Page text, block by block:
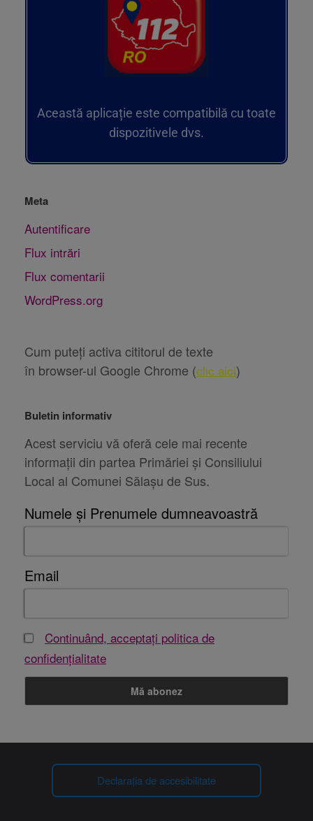
Această aplicație este compatibilă cu toate
dispozitivele dvs.
Meta
Autentificare
Flux intrări
Flux comentarii
WordPress.org
Cum puteți activa cititorul de texte
în browser-ul Google Chrome (clic aici)
Buletin informativ
Acest serviciu vă oferă cele mai recente
informații din partea Primăriei și Consiliului
Local al Comunei Sălașu de Sus.
Numele și Prenumele dumneavoastră
Email
Continuând, acceptați politica de
confidențialitate
Declarația de accesibilitate